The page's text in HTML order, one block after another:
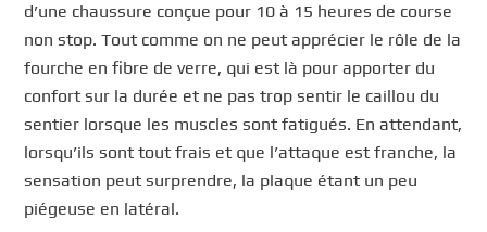
d’une chaussure conçue pour 10 à 15 heures de course
non stop. Tout comme on ne peut apprécier le rôle de la
fourche en fibre de verre, qui est là pour apporter du
confort sur la durée et ne pas trop sentir le caillou du
sentier lorsque les muscles sont fatigués. En attendant,
lorsqu’ils sont tout frais et que l’attaque est franche, la
sensation peut surprendre, la plaque étant un peu
piégeuse en latéral.